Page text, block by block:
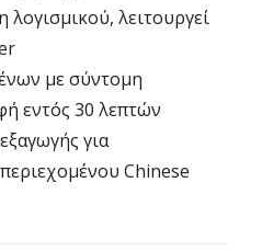
λογισμικού, λειτουργεί
με σύντομη
εντός 30 λεπτών
για
Chinese